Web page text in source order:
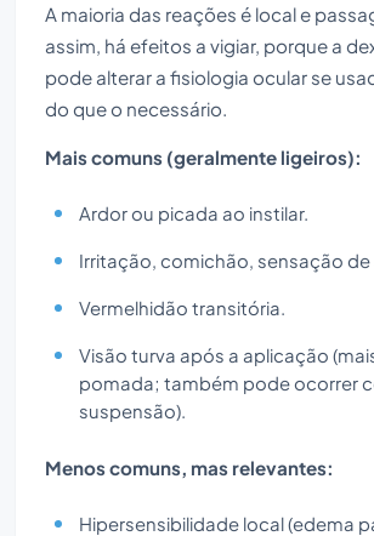
A maioria das reações é local e
assim, há efeitos a vigiar, porque a
pode alterar a fisiologia ocular se
do que o necessário.
Mais comuns (geralmente ligeiros):
Ardor ou picada ao instilar.
Irritação, comichão, sensação de
Vermelhidão transitória.
Visão turva após a aplicação
pomada; também pode ocorrer
suspensão).
Menos comuns, mas relevantes:
Hipersensibilidade local (edema